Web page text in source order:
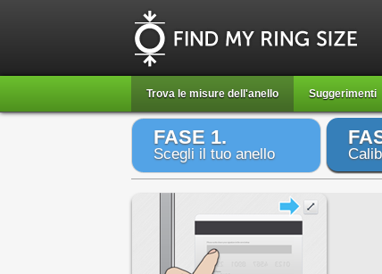
Trova le misure dell'anello Suggerimenti
FASE 1.
Scegli il tuo anello